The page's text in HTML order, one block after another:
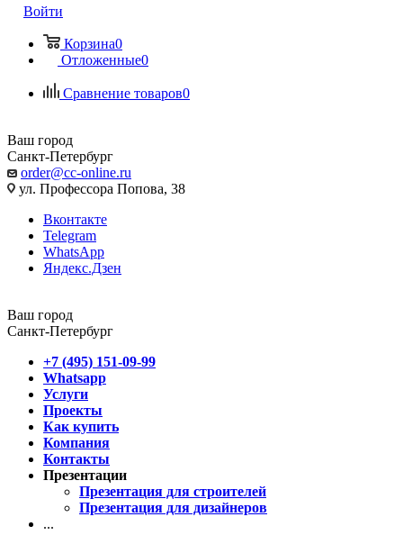
Войти
Корзина0
Отложенные0
Сравнение товаров0
Ваш город
Санкт-Петербург
order@cc-online.ru
ул. Профессора Попова, 38
Вконтакте
Telegram
WhatsApp
Яндекс.Дзен
Ваш город
Санкт-Петербург
+7 (495) 151-09-99
Whatsapp
Услуги
Проекты
Как купить
Компания
Контакты
Презентации
Презентация для строителей
Презентация для дизайнеров
...